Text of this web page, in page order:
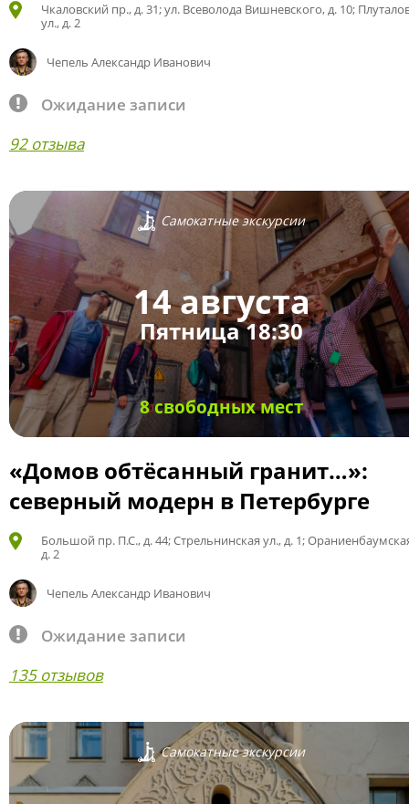
Чкаловский пр., д. 31; ул. Всеволода Вишневского, д. 10;
ул., д. 2
Чепель Александр Иванович
Ожидание записи
92 отзыва
Самокатные экскурсии
14 августа
Пятница 18:30
8 свободных мест
«Домов обтёсанный гранит…»:
северный модерн в Петербурге
Большой пр. П.С., д. 44; Стрельнинская ул., д. 1;
д. 2
Чепель Александр Иванович
Ожидание записи
135 отзывов
Самокатные экскурсии